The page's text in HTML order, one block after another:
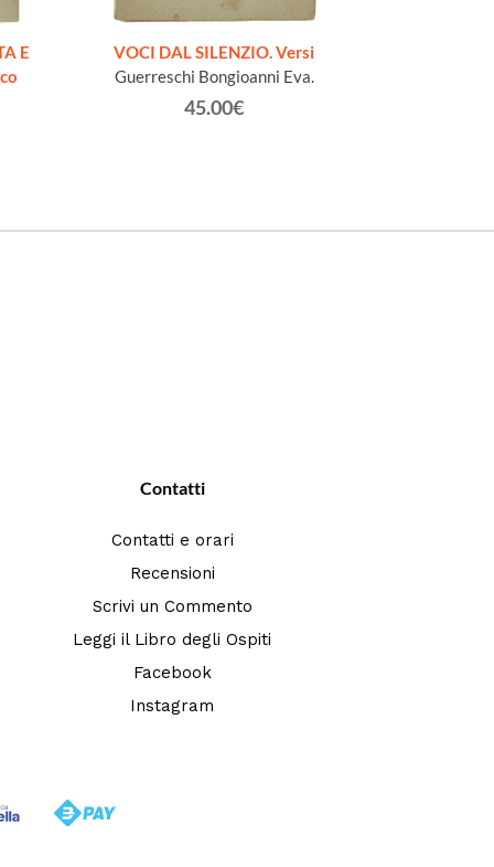
E
VOCI DAL SILENZIO. Versi
Guerreschi Bongioanni Eva.
45.00€
Contatti
Contatti e orari
Recensioni
Scrivi un Commento
Leggi il Libro degli Ospiti
Facebook
Instagram